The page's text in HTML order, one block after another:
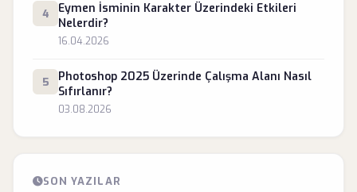
4
Eymen İsminin Karakter Üzerindeki Etkileri
Nelerdir?
16.04.2026
5
Photoshop 2025 Üzerinde Çalışma Alanı Nasıl
Sıfırlanır?
03.08.2026
SON YAZILAR